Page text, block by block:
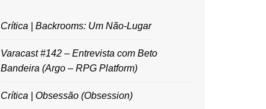
Crítica | Backrooms: Um Não-Lugar
Varacast #142 – Entrevista com Beto
Bandeira (Argo – RPG Platform)
Crítica | Obsessão (Obsession)